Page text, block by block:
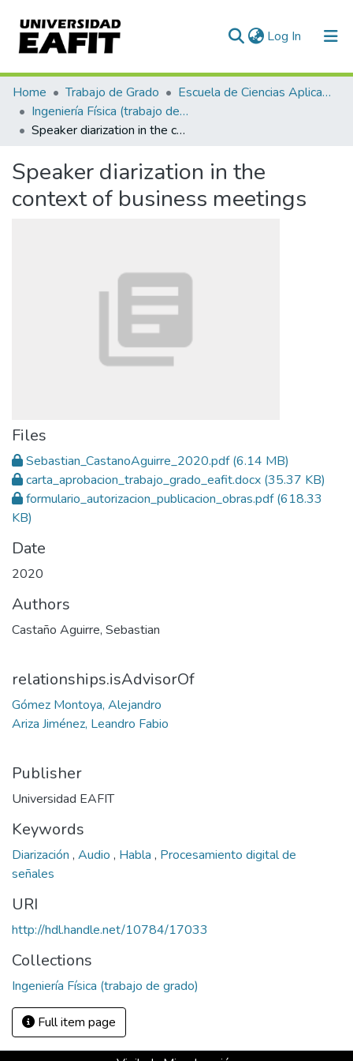
Log In (current)
Communities & Collections
All of DSpace
Home Trabajo de Grado
Escuela de Ciencias Aplicadas e Ingeniería
Ingeniería Física (trabajo de grado)
Speaker diarization in the context of business meetings
Speaker diarization in the
context of business meetings
Files
Sebastian_CastanoAguirre_2020.pdf(6.14 MB)
carta_aprobacion_trabajo_grado_eafit.docx (35.37 KB)
formulario_autorizacion_publicacion_obras.pdf(618.33
KB)
Date
2020
Authors
Castaño Aguirre, Sebastian
relationships.isAdvisorOf
Gómez Montoya, Alejandro
Ariza Jiménez, Leandro Fabio
Publisher
Universidad EAFIT
Keywords
Diarización , Audio , Habla , Procesamiento digital de
señales
URI
http://hdl.handle.net/10784/17033
Collections
Ingeniería Física (trabajo de grado)
Full item page